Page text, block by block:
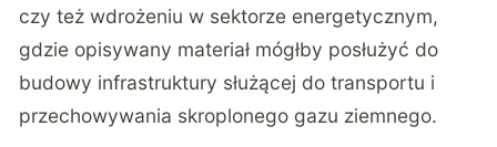
czy też wdrożeniu w sektorze energetycznym,
gdzie opisywany materiał mógłby posłużyć do
budowy infrastruktury służącej do transportu i
przechowywania skroplonego gazu ziemnego.